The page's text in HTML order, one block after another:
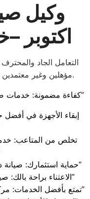
اكتوبر
التعامل الجاد
مؤهلين وغير معتمدين لخدمة وكيل صيانة دايو في 6 اكتوبر.
.كفاءة مضمونة: خدمات صيانة دايو الاحترافية في 6 اكتوبر”
“حماية استثمارك: صيانة دايو المحترفة تصل إلى 6 اكتوبر”
“الاعتناء براحة بالك: صيانة دايو السلسة في 6 اكتوبر”
“تمتع بأفضل الخدمات: مركز صيانة دايو الرائد في 6 اكتوبر”